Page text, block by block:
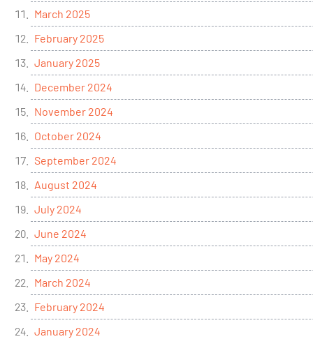
March 2025
February 2025
January 2025
December 2024
November 2024
October 2024
September 2024
August 2024
July 2024
June 2024
May 2024
March 2024
February 2024
January 2024